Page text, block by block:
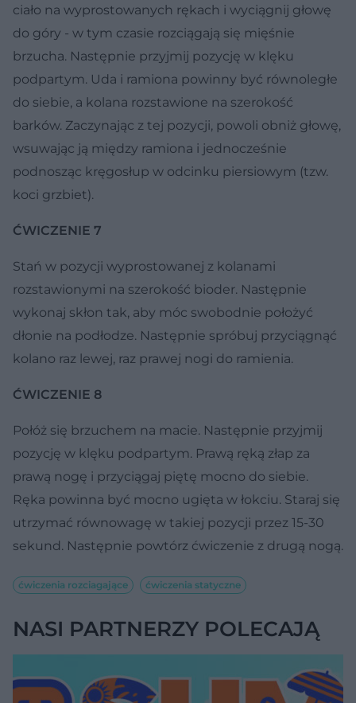
ciało na wyprostowanych rękach i wyciągnij głowę
do góry - w tym czasie rozciągają się mięśnie
brzucha. Następnie przyjmij pozycję w klęku
podpartym. Uda i ramiona powinny być równoległe
do siebie, a kolana rozstawione na szerokość
barków. Zaczynając z tej pozycji, powoli obniż głowę,
wsuwając ją między ramiona i jednocześnie
podnosząc kręgosłup w odcinku piersiowym (tzw.
koci grzbiet).
ĆWICZENIE 7
Stań w pozycji wyprostowanej z kolanami
rozstawionymi na szerokość bioder. Następnie
wykonaj skłon tak, aby móc swobodnie położyć
dłonie na podłodze. Następnie spróbuj przyciągnąć
kolano raz lewej, raz prawej nogi do ramienia.
ĆWICZENIE 8
Połóż się brzuchem na macie. Następnie przyjmij
pozycję w klęku podpartym. Prawą ręką złap za
prawą nogę i przyciągaj piętę mocno do siebie.
Ręka powinna być mocno ugięta w łokciu. Staraj się
utrzymać równowagę w takiej pozycji przez 15-30
sekund. Następnie powtórz ćwiczenie z drugą nogą.
ćwiczenia rozciagające ćwiczenia statyczne
NASI PARTNERZY POLECAJĄ